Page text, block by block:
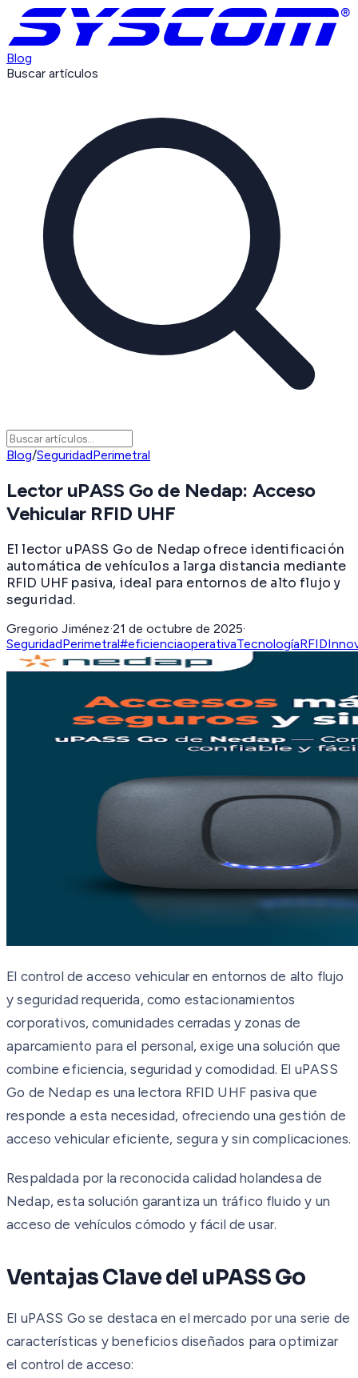
Blog
Buscar artículos
Blog/SeguridadPerimetral
Lector uPASS Go de Nedap: Acceso
Vehicular RFID UHF
El lector uPASS Go de Nedap ofrece identificación
automática de vehículos a larga distancia mediante
RFID UHF pasiva, ideal para entornos de alto flujo y
seguridad.
Gregorio Jiménez·21 de octubre de 2025·
SeguridadPerimetral#eficienciaoperativaTecnologíaRFID
El control de acceso vehicular en entornos de alto flujo
y seguridad requerida, como estacionamientos
corporativos, comunidades cerradas y zonas de
aparcamiento para el personal, exige una solución que
combine eficiencia, seguridad y comodidad. El uPASS
Go de Nedap es una lectora RFID UHF pasiva que
responde a esta necesidad, ofreciendo una gestión de
acceso vehicular eficiente, segura y sin complicaciones.
Respaldada por la reconocida calidad holandesa de
Nedap, esta solución garantiza un tráfico fluido y un
acceso de vehículos cómodo y fácil de usar.
Ventajas Clave del uPASS Go
El uPASS Go se destaca en el mercado por una serie de
características y beneficios diseñados para optimizar
el control de acceso: